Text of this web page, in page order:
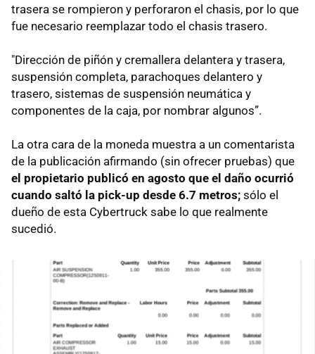
trasera se rompieron y perforaron el chasis, por lo que
fue necesario reemplazar todo el chasis trasero.
"Dirección de piñón y cremallera delantera y trasera,
suspensión completa, parachoques delantero y
trasero, sistemas de suspensión neumática y
componentes de la caja, por nombrar algunos”.
La otra cara de la moneda muestra a un comentarista
de la publicación afirmando (sin ofrecer pruebas) que
el propietario publicó en agosto que el daño ocurrió
cuando saltó la pick-up desde 6.7 metros; sólo el
dueño de esta Cybertruck sabe lo que realmente
sucedió.